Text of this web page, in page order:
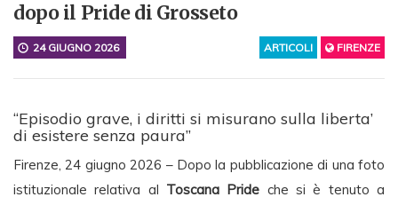
dopo il Pride di Grosseto
ARTICOLI FIRENZE
24 GIUGNO 2026
“Episodio grave, i diritti si misurano sulla liberta’
di esistere senza paura”
Firenze, 24 giugno 2026 – Dopo la pubblicazione di una foto
istituzionale relativa al Toscana Pride che si è tenuto a